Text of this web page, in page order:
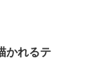
かれるテ